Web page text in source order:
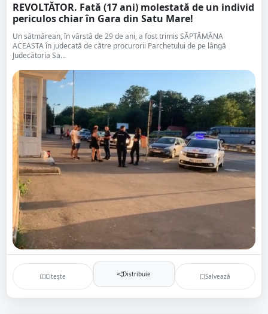
REVOLTĂTOR. Fată (17 ani) molestată de un individ
periculos chiar în Gara din Satu Mare!
Un sătmărean, în vârstă de 29 de ani, a fost trimis SĂPTĂMÂNA
ACEASTA în judecată de către procurorii Parchetului de pe lângă
Judecătoria Sa...
Citește Distribuie Salvează